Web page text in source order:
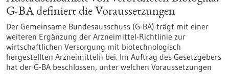
G-BA definiert die Voraussetzungen
Der Gemeinsame Bundesausschuss (G-BA) trägt mit einer
weiteren Ergänzung der Arzneimittel-Richtlinie zur
wirtschaftlichen Versorgung mit biotechnologisch
hergestellten Arzneimitteln bei. Im Auftrag des Gesetzgebers
hat der G-BA beschlossen, unter welchen Voraussetzungen